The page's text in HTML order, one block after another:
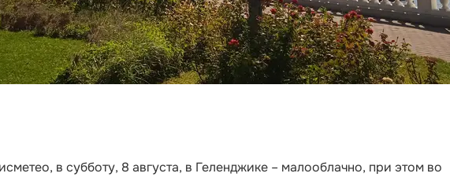
, в субботу, 8 августа, в Геленджике – малооблачно, при этом во